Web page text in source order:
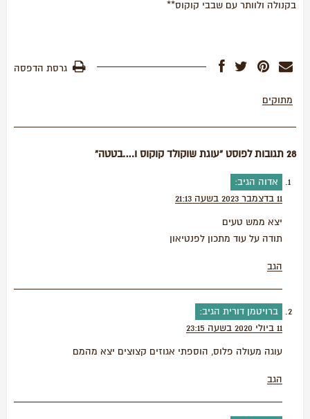
בקנולה ולוותר עם שבבי קוקוס**
גרסת הדפסה
מתוקים
28 תגובות לפוסט “עוגת שוקולד קוקוס ו….בטטה”
אדוה הגיב:
11 בדצמבר 2023 בשעה 21:13
יצא ממש טעים
תודה על עוד מתכון לפנטיאון
הגב
ברויטמן דורית הגיב:
11 ביולי 2020 בשעה 23:15
עוגה מעולה פלוס, הוספתי אגוזים קצוצים יצא מהמם
הגב